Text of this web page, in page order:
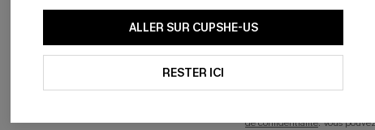
Maillot de bain une pièce
à emballage jaune
35,00 €
Ventre plat
ALLER SUR CUPSHE-US
RESTER ICI
En soumettant votre adresse
mails marketing (y compris
reconnaissez avoir pris
pouvons utiliser les données
technologies de suivi, telles
savoir si ceux-ci ont été
personnaliser nos contenus
produits susceptibles de
de confidentialité. Vous